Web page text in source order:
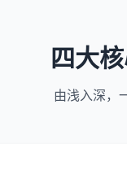
四大
由浅入深，